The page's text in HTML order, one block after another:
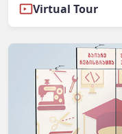
Virtual Tour